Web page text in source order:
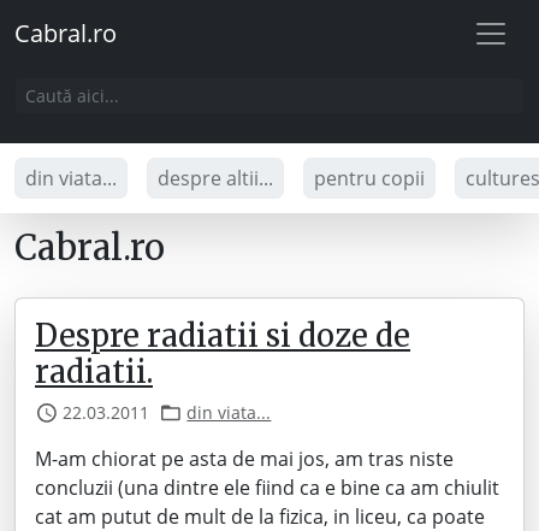
Cabral.ro
din viata... despre altii... pentru copii
Cabral.ro
Despre radiatii si doze de
radiatii.
22.03.2011 din viata...
M-am chiorat pe asta de mai jos, am tras niste
concluzii (una dintre ele fiind ca e bine ca am chiulit
cat am putut de mult de la fizica, in liceu, ca poate